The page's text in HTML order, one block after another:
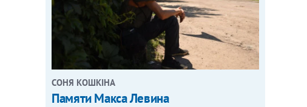
СОНЯ КОШКІНА
Памяти Макса Левина